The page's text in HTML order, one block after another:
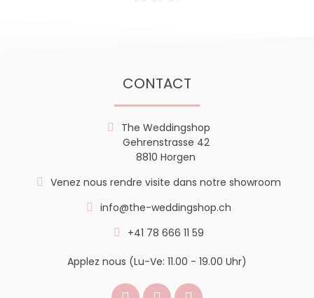
CONTACT
The Weddingshop
Gehrenstrasse 42
8810 Horgen
Venez nous rendre visite dans notre showroom
info@the-weddingshop.ch
+41 78 666 11 59
Applez nous (Lu-Ve: 11.00 - 19.00 Uhr)